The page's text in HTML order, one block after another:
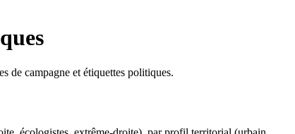
de campagne et étiquettes politiques.